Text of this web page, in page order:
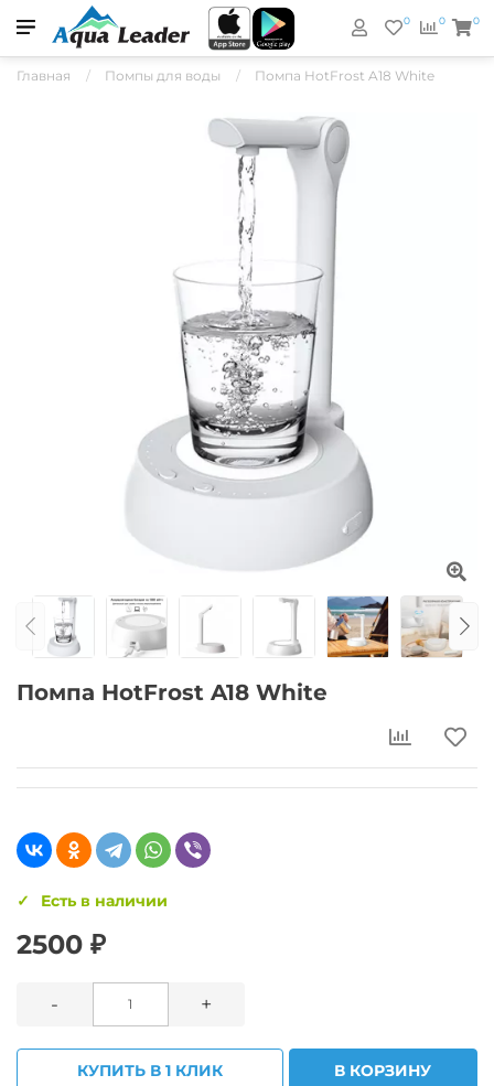
0
0 0
Главная Помпы для воды Помпа HotFrost A18 White
Помпа HotFrost A18 White
Есть в наличии
2500 ₽
- +
КУПИТЬ В 1 КЛИК В КОРЗИНУ